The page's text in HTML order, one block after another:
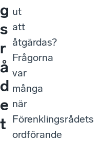
g
s
r
å
d
e
t
ut
att
åtgärdas?
Frågorna
var
många
när
Förenklingsrådets
ordförande